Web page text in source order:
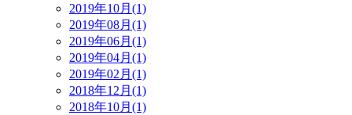
2019年10月(1)
2019年08月(1)
2019年06月(1)
2019年04月(1)
2019年02月(1)
2018年12月(1)
2018年10月(1)